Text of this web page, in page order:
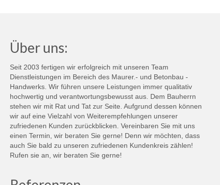
Über uns:
Seit 2003 fertigen wir erfolgreich mit unseren Team
Dienstleistungen im Bereich des Maurer.- und Betonbau -
Handwerks. Wir führen unsere Leistungen immer qualitativ
hochwertig und verantwortungsbewusst aus. Dem Bauherrn
stehen wir mit Rat und Tat zur Seite. Aufgrund dessen können
wir auf eine Vielzahl von Weiterempfehlungen unserer
zufriedenen Kunden zurückblicken. Vereinbaren Sie mit uns
einen Termin, wir beraten Sie gerne! Denn wir möchten, dass
auch Sie bald zu unseren zufriedenen Kundenkreis zählen!
Rufen sie an, wir beraten Sie gerne!